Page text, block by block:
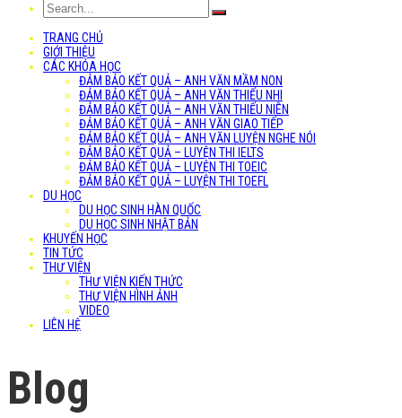
TRANG CHỦ
GIỚI THIỆU
CÁC KHÓA HỌC
ĐẢM BẢO KẾT QUẢ – ANH VĂN MẦM NON
ĐẢM BẢO KẾT QUẢ – ANH VĂN THIẾU NHI
ĐẢM BẢO KẾT QUẢ – ANH VĂN THIẾU NIÊN
ĐẢM BẢO KẾT QUẢ – ANH VĂN GIAO TIẾP
ĐẢM BẢO KẾT QUẢ – ANH VĂN LUYỆN NGHE NÓI
ĐẢM BẢO KẾT QUẢ – LUYỆN THI IELTS
ĐẢM BẢO KẾT QUẢ – LUYỆN THI TOEIC
ĐẢM BẢO KẾT QUẢ – LUYỆN THI TOEFL
DU HỌC
DU HỌC SINH HÀN QUỐC
DU HỌC SINH NHẬT BẢN
KHUYẾN HỌC
TIN TỨC
THƯ VIỆN
THƯ VIỆN KIẾN THỨC
THƯ VIỆN HÌNH ẢNH
VIDEO
LIÊN HỆ
Blog